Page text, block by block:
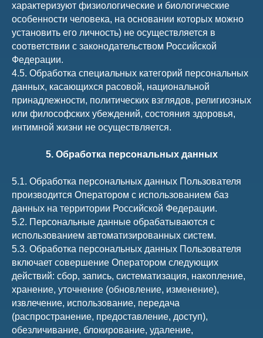
характеризуют физиологические и биологические
особенности человека, на основании которых можно
установить его личность) не осуществляется в
соответствии с законодательством Российской
Федерации.
4.5. Обработка специальных категорий персональных
данных, касающихся расовой, национальной
принадлежности, политических взглядов, религиозных
или философских убеждений, состояния здоровья,
интимной жизни не осуществляется.
5. Обработка персональных данных
5.1. Обработка персональных данных Пользователя
производится Оператором с использованием баз
данных на территории Российской Федерации.
5.2. Персональные данные обрабатываются с
использованием автоматизированных систем.
5.3. Обработка персональных данных Пользователя
включает совершение Оператором следующих
действий: сбор, запись, систематизация, накопление,
хранение, уточнение (обновление, изменение),
извлечение, использование, передача
(распространение, предоставление, доступ),
обезличивание, блокирование, удаление,